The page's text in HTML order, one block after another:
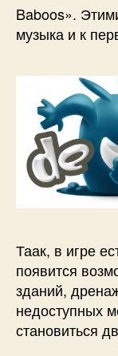
Baboos».
музыка и к
Таак, в игре
появится
зданий,
недоступных
становиться